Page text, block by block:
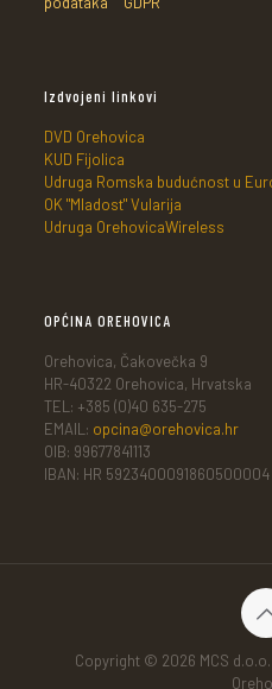
Izdvojeni linkovi
DVD Orehovica
KUD Fijolica
Udruga Romska budućnost u
OK "Mladost" Vularija
Udruga OrehovicaWireless
OPĆINA OREHOVICA
Orehovica, Čakovečka 9
HR-40322 Orehovica, Hrvatska
TEL: +385 (0)40 635-275
EMAIL: opcina@orehovica.hr
OIB: 99677841113
IBAN: HR 5923400091860500004
Copyright © 2026 MCS